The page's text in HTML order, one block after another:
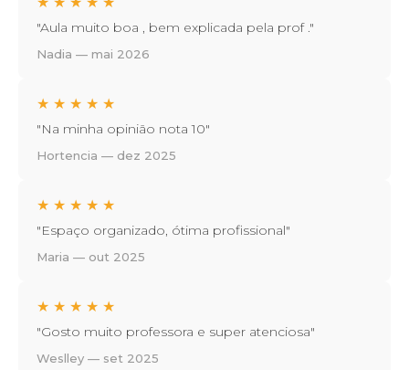
"Aula muito boa , bem explicada pela prof ."
Nadia — mai 2026
★ ★ ★ ★ ★
"Na minha opinião nota 10"
Hortencia — dez 2025
★ ★ ★ ★ ★
"Espaço organizado, ótima profissional"
Maria — out 2025
★ ★ ★ ★ ★
"Gosto muito professora e super atenciosa"
Weslley — set 2025